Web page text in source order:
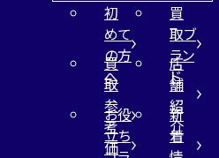
初
めて
の方
へ
買
取ブ
ラン
ド
買
取
参
考
価
店
舗
紹
介
お役
立ち
新
着